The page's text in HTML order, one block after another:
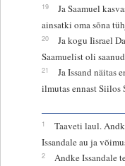
19
Ja Saamuel
ainsatki oma sõna
20
Ja kogu Iisrael
Saamuelist oli
21
Ja Issand näitas
ilmutas ennast Siilos
1
Taaveti laul.
Issandale au ja
2
Andke Issandale